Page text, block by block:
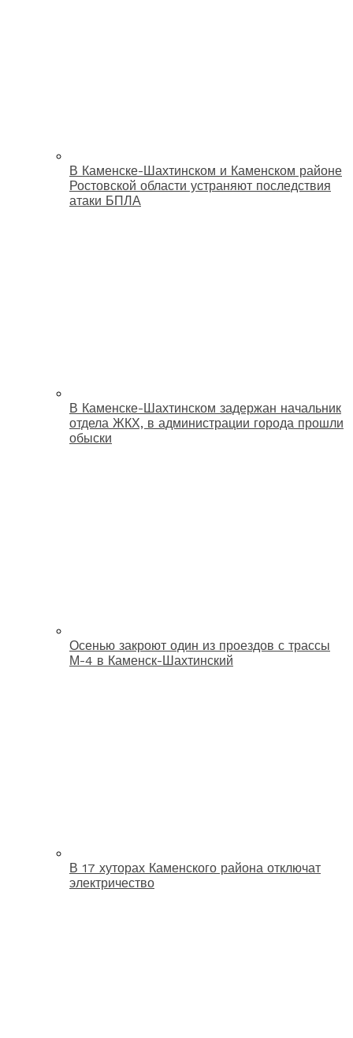
В Каменске-Шахтинском и Каменском районе
Ростовской области устраняют последствия
атаки БПЛА
В Каменске-Шахтинском задержан начальник
отдела ЖКХ, в администрации города прошли
обыски
Осенью закроют один из проездов с трассы
М-4 в Каменск-Шахтинский
В 17 хуторах Каменского района отключат
электричество